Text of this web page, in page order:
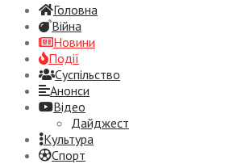
Головна
Війна
Новини
Події
Суспiльство
Анонси
Відео
Дайджест
Культура
Спорт